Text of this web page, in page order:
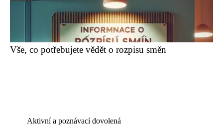
Vše, co potřebujete vědět o rozpisu směn
Aktivní a poznávací dovolená